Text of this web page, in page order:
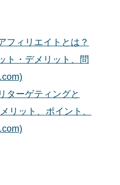
フィリエイトとは？
ト・デメリット、問
ターゲティングと
リット、ポイント、